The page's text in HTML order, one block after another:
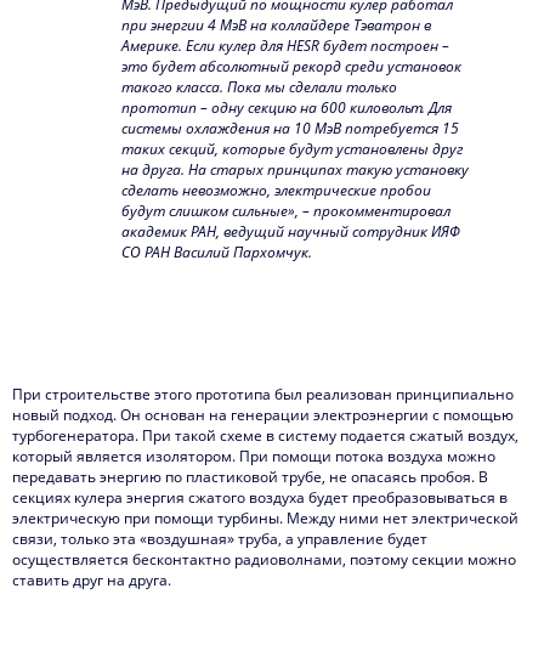
МэВ. Предыдущий по мощности кулер работал
при энергии 4 МэВ на коллайдере Тэватрон в
Америке. Если кулер для HESR будет построен –
это будет абсолютный рекорд среди установок
такого класса. Пока мы сделали только
прототип – одну секцию на 600 киловольт. Для
системы охлаждения на 10 МэВ потребуется 15
таких секций, которые будут установлены друг
на друга. На старых принципах такую установку
сделать невозможно, электрические пробои
будут слишком сильные», – прокомментировал
академик РАН, ведущий научный сотрудник ИЯФ
СО РАН Василий Пархомчук.
При строительстве этого прототипа был реализован принципиально
новый подход. Он основан на генерации электроэнергии с помощью
турбогенератора. При такой схеме в систему подается сжатый воздух,
который является изолятором. При помощи потока воздуха можно
передавать энергию по пластиковой трубе, не опасаясь пробоя. В
секциях кулера энергия сжатого воздуха будет преобразовываться в
электрическую при помощи турбины. Между ними нет электрической
связи, только эта «воздушная» труба, а управление будет
осуществляется бесконтактно радиоволнами, поэтому секции можно
ставить друг на друга.